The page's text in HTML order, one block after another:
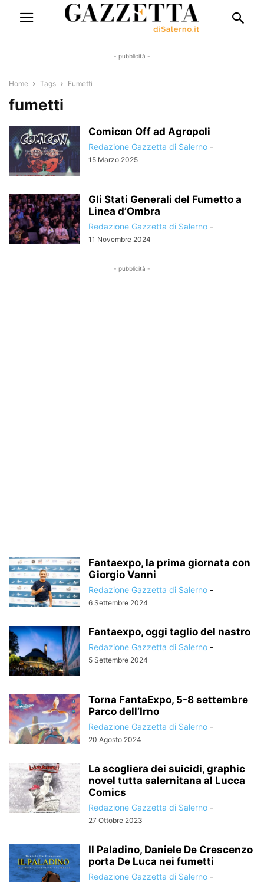
- pubblicità -
Home Tags Fumetti
fumetti
Comicon Off ad Agropoli
Redazione Gazzetta di Salerno -
15 Marzo 2025
Gli Stati Generali del Fumetto a
Linea d’Ombra
Redazione Gazzetta di Salerno -
11 Novembre 2024
- pubblicità -
Fantaexpo, la prima giornata con
Giorgio Vanni
Redazione Gazzetta di Salerno -
6 Settembre 2024
Fantaexpo, oggi taglio del nastro
Redazione Gazzetta di Salerno -
5 Settembre 2024
Torna FantaExpo, 5-8 settembre
Parco dell’Irno
Redazione Gazzetta di Salerno -
20 Agosto 2024
La scogliera dei suicidi, graphic
novel tutta salernitana al Lucca
Comics
Redazione Gazzetta di Salerno -
27 Ottobre 2023
Il Paladino, Daniele De Crescenzo
porta De Luca nei fumetti
Redazione Gazzetta di Salerno -